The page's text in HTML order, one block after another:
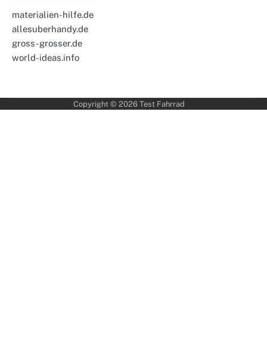
materialien-hilfe.de
allesuberhandy.de
gross-grosser.de
world-ideas.info
Copyright © 2026 Test Fahrrad